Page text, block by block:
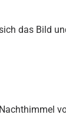
das Bild